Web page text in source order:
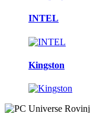
INTEL
Kingston